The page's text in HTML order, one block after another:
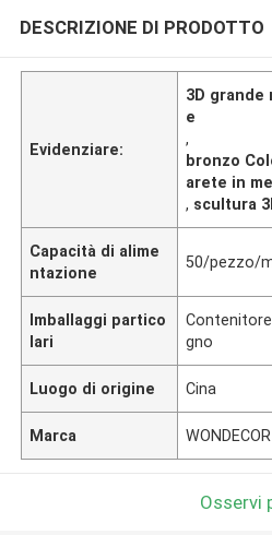
DESCRIZIONE DI PRODOTTO
Evidenziare:
3D
e
,
bronzo
arete in
, scultura
Capacità di alime
ntazione
50/pezzo/
Imballaggi partico
lari
gno
Luogo di origine Cina
Marca WONDECOR
Osservi